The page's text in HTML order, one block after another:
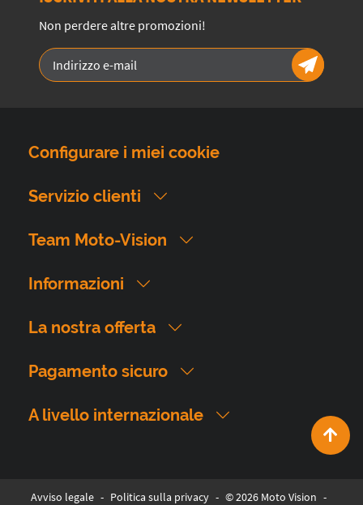
Non perdere altre promozioni!
Configurare i miei cookie
Servizio clienti
Team Moto-Vision
Informazioni
La nostra offerta
Pagamento sicuro
A livello internazionale
Avviso legale - Politica sulla privacy - © 2026 Moto Vision -